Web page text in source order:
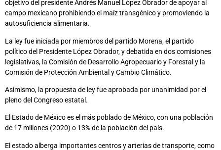
objetivo del presidente Andrés Manuel López Obrador de apoyar al
campo mexicano prohibiendo el maíz transgénico y promoviendo la
autosuficiencia alimentaria.
La ley fue iniciada por miembros del partido Morena, el partido
político del Presidente López Obrador, y debatida en dos comisiones
legislativas, la Comisión de Desarrollo Agropecuario y Forestal y la
Comisión de Protección Ambiental y Cambio Climático.
Asimismo, la propuesta de ley fue aprobada por unanimidad por el
pleno del Congreso estatal.
El Estado de México es el más poblado de México, con una población
de 17 millones (2020) o 13% de la población del país.
El estado alberga importantes centros y arterias de transporte, como